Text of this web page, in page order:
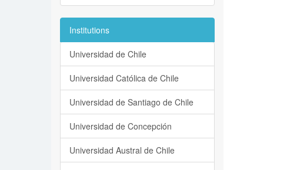
Institutions
Universidad de Chile
Universidad Católica de Chile
Universidad de Santiago de Chile
Universidad de Concepción
Universidad Austral de Chile